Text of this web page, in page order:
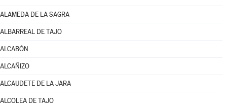
ALAMEDA DE LA SAGRA
ALBARREAL DE TAJO
ALCABÓN
ALCAÑIZO
ALCAUDETE DE LA JARA
ALCOLEA DE TAJO